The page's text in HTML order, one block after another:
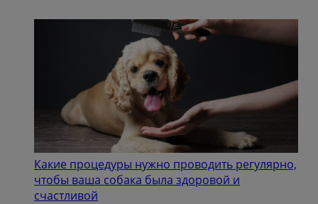
Какие процедуры нужно проводить регулярно,
чтобы ваша собака была здоровой и
счастливой